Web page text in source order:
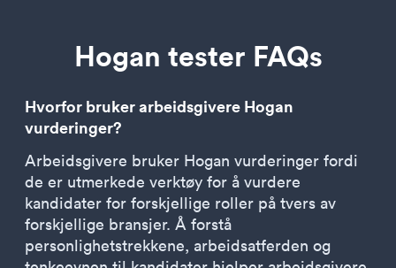
Hogan tester FAQs
Hvorfor bruker arbeidsgivere Hogan
vurderinger?
Arbeidsgivere bruker Hogan vurderinger fordi
de er utmerkede verktøy for å vurdere
kandidater for forskjellige roller på tvers av
forskjellige bransjer. Å forstå
personlighetstrekkene, arbeidsatferden og